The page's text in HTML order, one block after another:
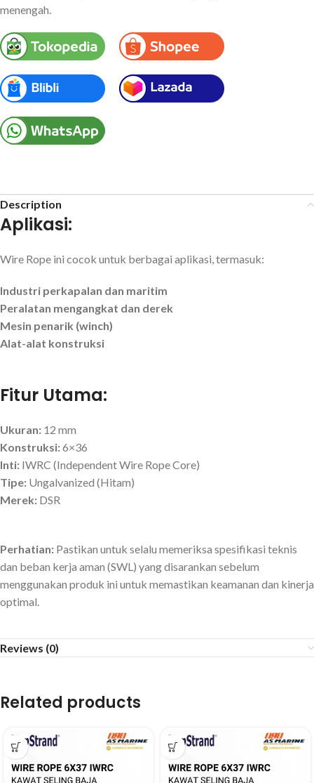
menengah.
Description
Aplikasi:
Wire Rope ini cocok untuk berbagai aplikasi, termasuk:
Industri perkapalan dan maritim
Peralatan mengangkat dan derek
Mesin penarik (winch)
Alat-alat konstruksi
Fitur Utama:
Ukuran: 12 mm
Konstruksi:6×36
Inti: IWRC (Independent Wire Rope Core)
Tipe: Ungalvanized (Hitam)
Merek: DSR
Perhatian: Pastikan untuk selalu memeriksa spesifikasi teknis
dan beban kerja aman (SWL) yang disarankan sebelum
menggunakan produk ini untuk memastikan keamanan dan kinerja
optimal.
Reviews (0)
Related products